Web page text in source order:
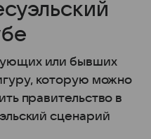
или бывших
которую можно
правительство в
сценарий